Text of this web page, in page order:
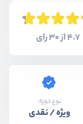
4.7 از 30 رای
نوع دوره:
ویژه / نقدی